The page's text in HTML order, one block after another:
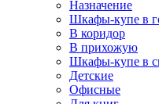
Назначение
Шкафы-купе в
В коридор
В прихожую
Шкафы-купе в
Детские
Офисные